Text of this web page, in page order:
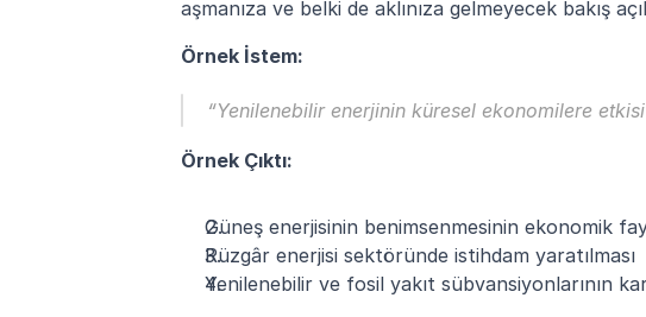
aşmanıza ve belki de aklınıza gelmeyecek bakış
Örnek İstem:
“Yenilenebilir enerjinin küresel ekonomilere
Örnek Çıktı:
Güneş enerjisinin benimsenmesinin ekonomik
Rüzgâr enerjisi sektöründe istihdam yaratılması
Yenilenebilir ve fosil yakıt sübvansiyonlarının